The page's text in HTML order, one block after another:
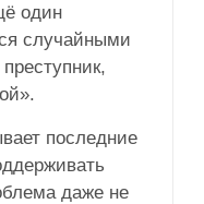
один
случайными
последние
даже не